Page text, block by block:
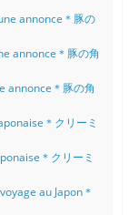
annonce＊豚の
annonce＊豚の角
annonce＊豚の角
＊クリーミ
＊クリーミ
au Japon＊